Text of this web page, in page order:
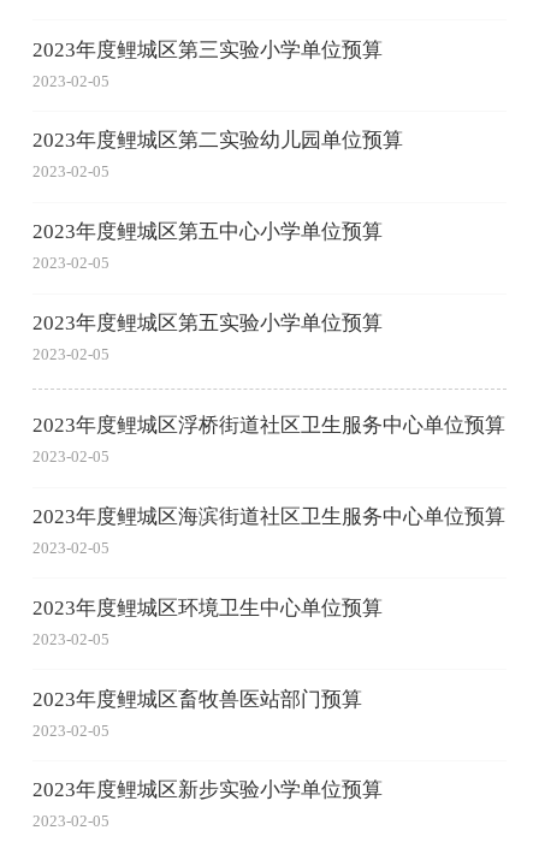
2023年度鲤城区第三实验小学单位预算
2023-02-05
2023年度鲤城区第二实验幼儿园单位预算
2023-02-05
2023年度鲤城区第五中心小学单位预算
2023-02-05
2023年度鲤城区第五实验小学单位预算
2023-02-05
2023年度鲤城区浮桥街道社区卫生服务中心单位预算
2023-02-05
2023年度鲤城区海滨街道社区卫生服务中心单位预算
2023-02-05
2023年度鲤城区环境卫生中心单位预算
2023-02-05
2023年度鲤城区畜牧兽医站部门预算
2023-02-05
2023年度鲤城区新步实验小学单位预算
2023-02-05